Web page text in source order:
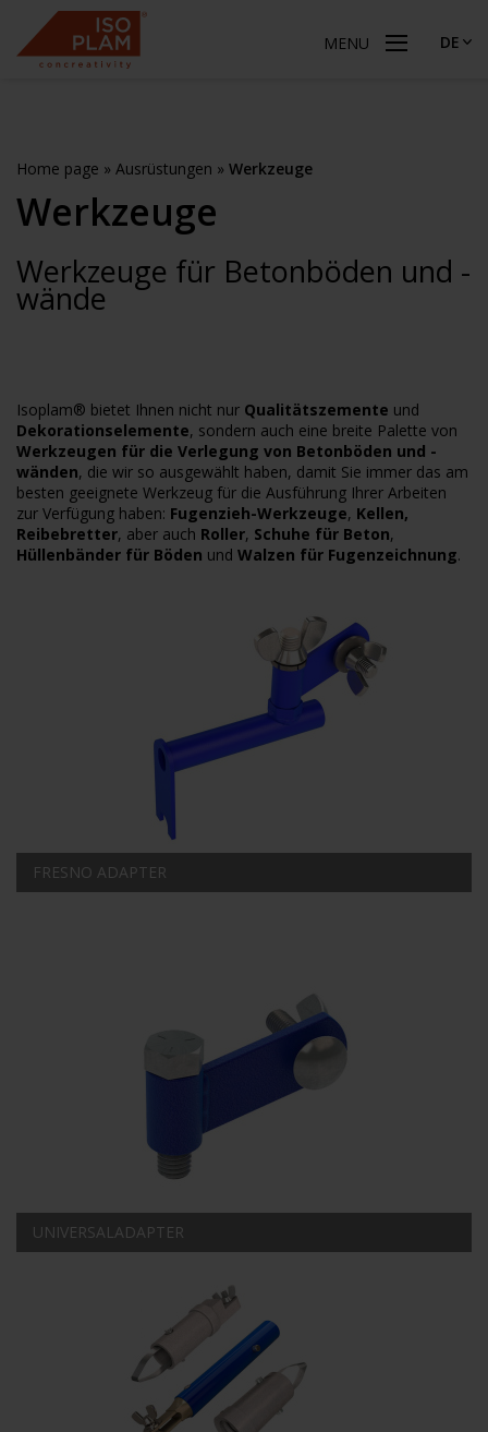
MENU DE
Home page » Ausrüstungen » Werkzeuge
Werkzeuge
Werkzeuge für Betonböden und -
wände
Isoplam® bietet Ihnen nicht nur Qualitätszemente und
Dekorationselemente, sondern auch eine breite Palette von
Werkzeugen für die Verlegung von Betonböden und -
wänden, die wir so ausgewählt haben, damit Sie immer das am
besten geeignete Werkzeug für die Ausführung Ihrer Arbeiten
zur Verfügung haben: Fugenzieh-Werkzeuge, Kellen,
Reibebretter, aber auch Roller, Schuhe für Beton,
Hüllenbänder für Böden und Walzen für Fugenzeichnung.
FRESNO ADAPTER
UNIVERSALADAPTER